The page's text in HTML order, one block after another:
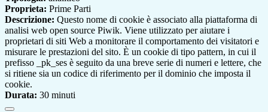
Proprieta: Prime Parti
Descrizione: Questo nome di cookie è associato alla piattaforma di
analisi web open source Piwik. Viene utilizzato per aiutare i
proprietari di siti Web a monitorare il comportamento dei visitatori e
misurare le prestazioni del sito. È un cookie di tipo pattern, in cui il
prefisso _pk_ses è seguito da una breve serie di numeri e lettere, che
si ritiene sia un codice di riferimento per il dominio che imposta il
cookie.
Durata: 30 minuti